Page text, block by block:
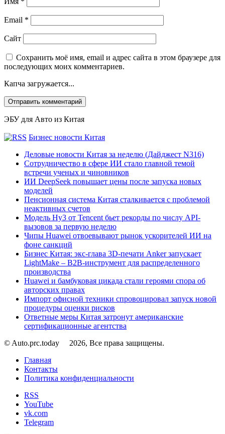
Email *
Сайт
Сохранить моё имя, email и адрес сайта в этом браузере для
последующих моих комментариев.
Капча загружается...
ЭБУ для Авто из Китая
Бизнес новости Китая
Деловые новости Китая за неделю (Дайджест N316)
Сотрудничество в сфере ИИ стало главной темой
встречи ученых и чиновников
ИИ DeepSeek повышает цены после запуска новых
моделей
Пенсионная система Китая сталкивается с проблемой
неактивных счетов
Модель Hy3 от Tencent бьет рекорды по числу API-
вызовов за первую неделю
Чипы Huawei отвоевывают рынок ускорителей ИИ на
фоне санкций
Бизнес Китая: экс-глава 3D-печати Anker запускает
LightMake – B2B-инструмент для распределенного
производства
Huawei и бамбуковая цикада стали героями спора об
авторских правах
Импорт офисной техники спровоцировал запуск новой
процедуры оценки рисков
Ответные меры Китая затронут американские
сертификационные агентства
© Auto.prc.today
2026, Все права защищены.
Главная
Контакты
Политика конфиденциальности
RSS
YouTube
vk.com
Telegram